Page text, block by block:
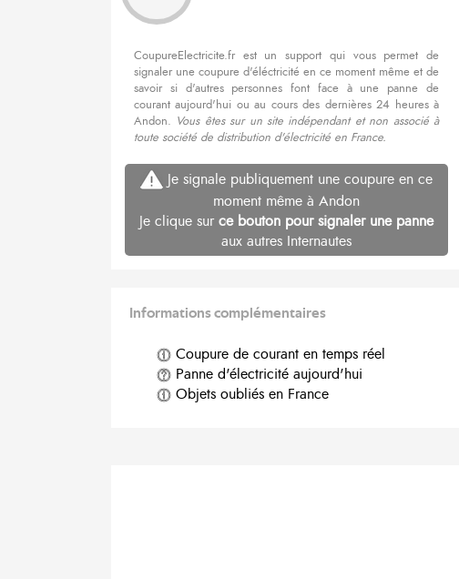
CoupureElectricite.fr est un support qui vous permet de
signaler une coupure d'éléctricité en ce moment même et de
savoir si d'autres personnes font face à une panne de
courant aujourd'hui ou au cours des dernières 24 heures à
Andon. Vous êtes sur un site indépendant et non associé à
toute société de distribution d'électricité en France.
Je signale publiquement une coupure en ce
moment même à Andon
Je clique sur ce bouton pour signaler une panne
aux autres Internautes
Informations complémentaires
Coupure de courant en temps réel
Panne d'électricité aujourd'hui
Objets oubliés en France